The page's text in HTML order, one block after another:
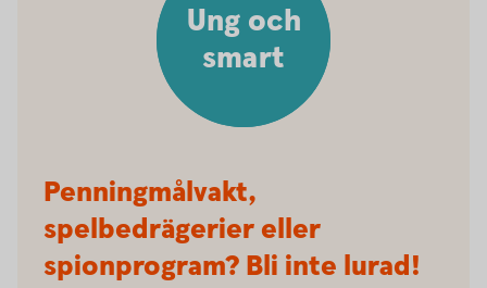
Penningmålvakt,
spelbedrägerier eller
spionprogram? Bli inte lurad!
Ung och
smart